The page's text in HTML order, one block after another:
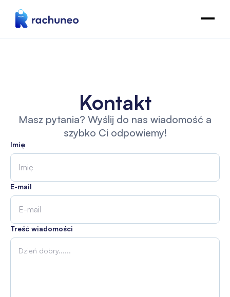
Kontakt
Masz pytania? Wyślij do nas wiadomość a
szybko Ci odpowiemy!
Imię
E-mail
Treść wiadomości